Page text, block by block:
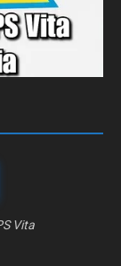
Vita